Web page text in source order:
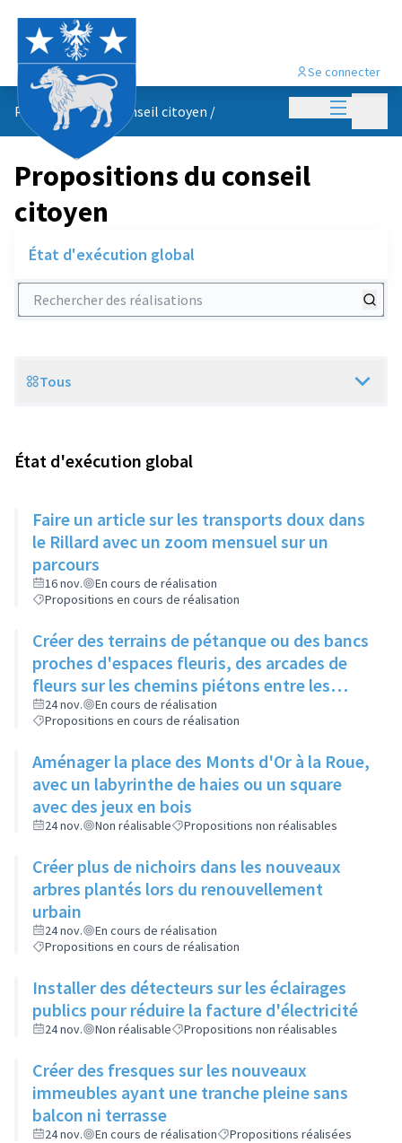
Menu
Se connecter
Propositions du conseil citoyen /
Propositions du conseil
citoyen
État d'exécution global
Rechercher des réalisations
Scope
Tous
État d'exécution global
Faire un article sur les transports doux dans
le Rillard avec un zoom mensuel sur un
parcours
16 nov.
En cours de réalisation
Propositions en cours de réalisation
Créer des terrains de pétanque ou des bancs
proches d'espaces fleuris, des arcades de
fleurs sur les chemins piétons entre les
immeubles
24 nov.
En cours de réalisation
Propositions en cours de réalisation
Aménager la place des Monts d'Or à la Roue,
avec un labyrinthe de haies ou un square
avec des jeux en bois
24 nov. Non réalisable Propositions non réalisables
Créer plus de nichoirs dans les nouveaux
arbres plantés lors du renouvellement
urbain
24 nov.
En cours de réalisation
Propositions en cours de réalisation
Installer des détecteurs sur les éclairages
publics pour réduire la facture d'électricité
24 nov. Non réalisable Propositions non réalisables
Créer des fresques sur les nouveaux
immeubles ayant une tranche pleine sans
balcon ni terrasse
24 nov. En cours de réalisation Propositions réalisées